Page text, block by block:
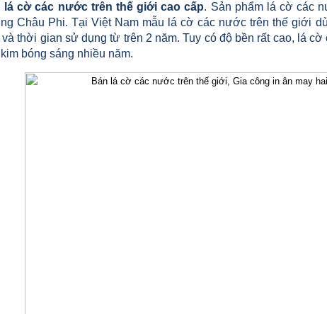
lá cờ các nước trên thế giới cao cấp. Sản phẩm lá cờ các
Châu Phi. Tại Việt Nam mẫu lá cờ các nước trên thế giới
và thời gian sử dụng từ trên 2 năm. Tuy có độ bền rất cao, lá
bóng sáng nhiều năm.